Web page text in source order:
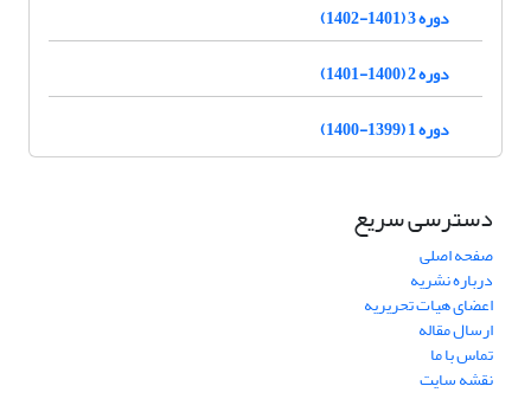
دوره 3 (1401-1402)
دوره 2 (1400-1401)
دوره 1 (1399-1400)
دسترسی سریع
صفحه اصلی
درباره نشریه
اعضای هیات تحریریه
ارسال مقاله
تماس با ما
نقشه سایت